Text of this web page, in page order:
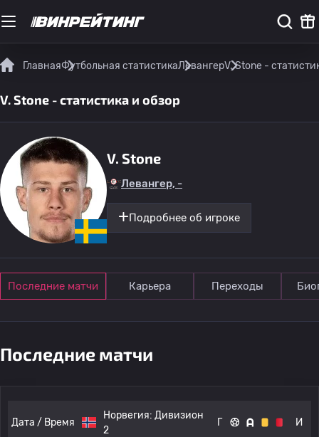
ГлавнаяФутбольная статистикаЛевангерV. Stone -
V. Stone - статистика и обзор
V. Stone
Левангер, -
Подробнее об игроке
Последние матчи Карьера Переходы
Последние матчи
Дата / Время
Норвегия: Дивизион
2
Г И